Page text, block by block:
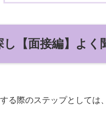
し【面接編】よ
る際のステップとしては、